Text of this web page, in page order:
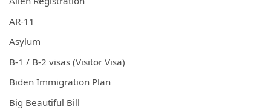
AR-11
Asylum
B-1 / B-2 visas (Visitor Visa)
Biden Immigration Plan
Big Beautiful Bill